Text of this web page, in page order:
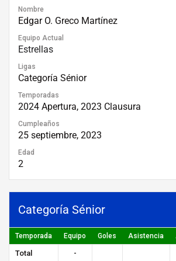
Nombre
Edgar O. Greco Martínez
Equipo Actual
Estrellas
Ligas
Categoría Sénior
Temporadas
2024 Apertura, 2023 Clausura
Cumpleaños
25 septiembre, 2023
Edad
2
Categoría Sénior
Temporada Equipo Goles Asistencia
Total -